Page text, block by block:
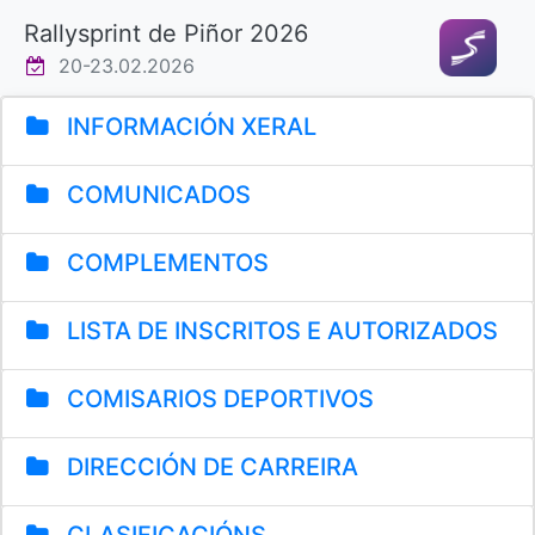
Rallysprint de Piñor 2026
20-23.02.2026
INFORMACIÓN XERAL
COMUNICADOS
COMPLEMENTOS
LISTA DE INSCRITOS E AUTORIZADOS
COMISARIOS DEPORTIVOS
DIRECCIÓN DE CARREIRA